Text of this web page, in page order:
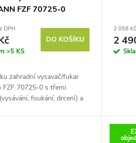
FZF 70725-0
DPH
>5 KS
DO KOŠÍKU
zahradní vysavač/fukar
FZF 70725-0 s třemi
foukání, drcení) a
2 058
2